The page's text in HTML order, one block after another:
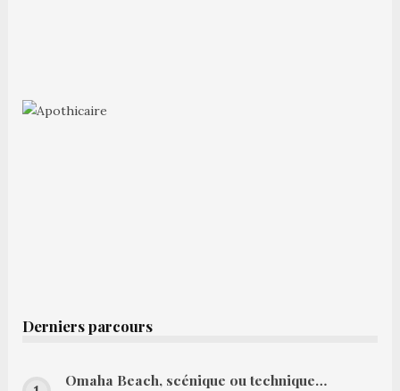
Derniers parcours
Omaha Beach, scénique ou technique…